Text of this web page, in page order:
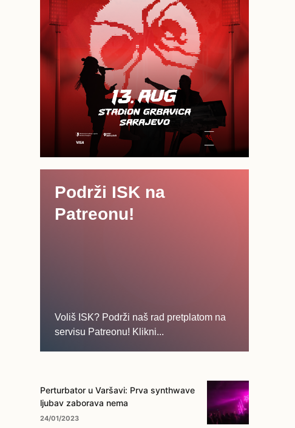
Podrži ISK na
Patreonu!
Voliš ISK? Podrži naš rad pretplatom na
servisu Patreonu! Klikni...
Perturbator u Varšavi: Prva synthwave
ljubav zaborava nema
24/01/2023